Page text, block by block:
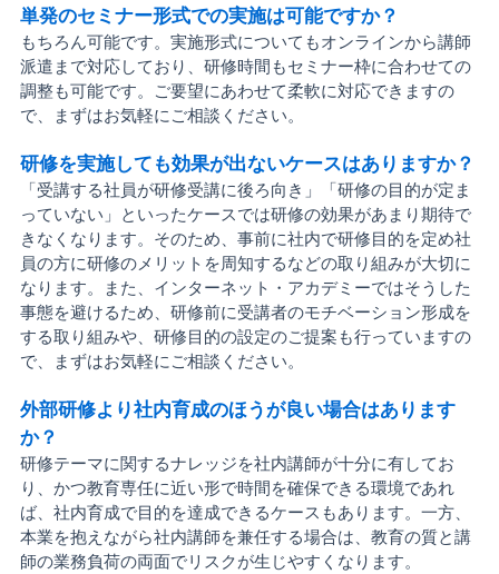
単発のセミナー形式での実施は可能ですか？
もちろん可能です。実施形式についてもオンラインから講師
派遣まで対応しており、研修時間もセミナー枠に合わせての
調整も可能です。ご要望にあわせて柔軟に対応できますの
で、まずはお気軽にご相談ください。
研修を実施しても効果が出ないケースはありますか？
「受講する社員が研修受講に後ろ向き」「研修の目的が定ま
っていない」といったケースでは研修の効果があまり期待で
きなくなります。そのため、事前に社内で研修目的を定め社
員の方に研修のメリットを周知するなどの取り組みが大切に
なります。また、インターネット・アカデミーではそうした
事態を避けるため、研修前に受講者のモチベーション形成を
する取り組みや、研修目的の設定のご提案も行っていますの
で、まずはお気軽にご相談ください。
外部研修より社内育成のほうが良い場合はあります
か？
研修テーマに関するナレッジを社内講師が十分に有してお
り、かつ教育専任に近い形で時間を確保できる環境であれ
ば、社内育成で目的を達成できるケースもあります。一方、
本業を抱えながら社内講師を兼任する場合は、教育の質と講
師の業務負荷の両面でリスクが生じやすくなります。